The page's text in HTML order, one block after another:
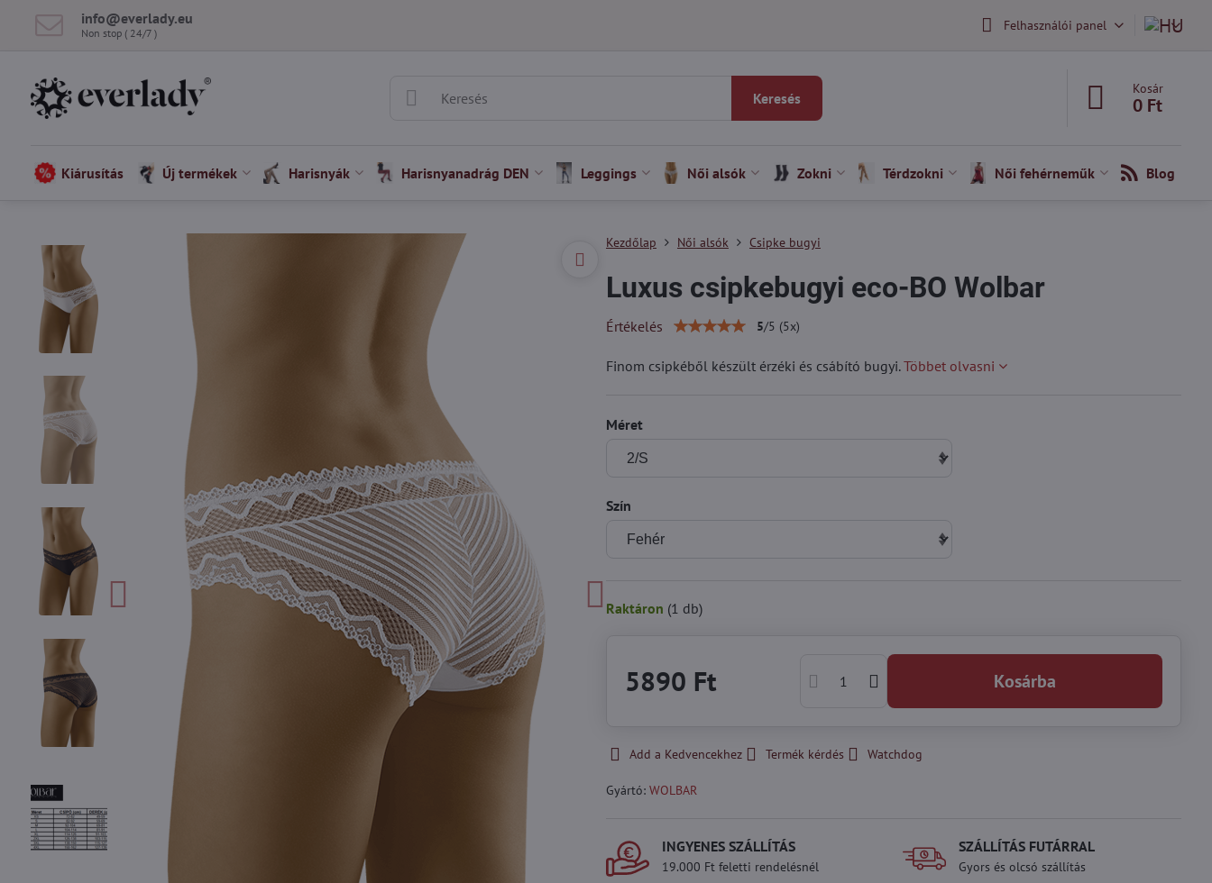
info​@everlady​.eu
Non stop ( 24/7 ) Felhasználói panel
Keresés
Kosár
0 Ft
Kiárusítás Új termékek Harisnyák Harisnyanadrág DEN Leggings Női alsók Zokni Térdzokni Női fehérneműk Blog
Kezdőlap Női alsók Csipke bugyi
Luxus csipkebugyi eco-BO Wolbar
Értékelés 5/5 (5x)
Finom csipkéből készült érzéki és csábító bugyi.Többet olvasni
Méret
Szín
Raktáron (1 db)
5890 Ft Kosárba
Add a Kedvencekhez Termék kérdés Watchdog
Gyártó: WOLBAR
INGYENES SZÁLLÍTÁS
19.000 Ft feletti rendelésnél
SZÁLLÍTÁS FUTÁRRAL
Gyors és olcsó szállítás